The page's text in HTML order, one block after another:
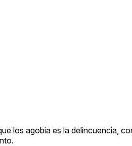
los agobia es la delincuencia,